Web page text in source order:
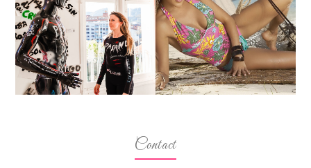
MARGA GONZÁLEZ Y
ELIA FERNÁNDEZ
DIALOGAN EN ESPACIO
DEL ANONIMATO, LA
CASA ROSA DE OVIEDO
LA ALTURA DE LAS
MODELOS MAS
BAJITAS
Contact